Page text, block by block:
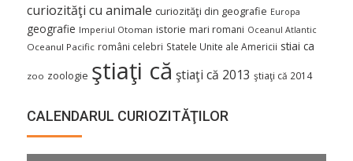
curiozităţi cu animale curiozităţi din geografie Europa
geografie Imperiul Otoman istorie mari romani Oceanul Atlantic
Oceanul Pacific români celebri Statele Unite ale Americii stiai ca
zoo zoologie ştiaţi că ştiaţi că 2013 ştiaţi că 2014
CALENDARUL CURIOZITĂŢILOR